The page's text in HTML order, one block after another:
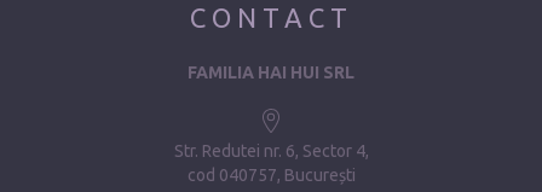
CONTACT
FAMILIA HAI HUI SRL
Str. Redutei nr. 6, Sector 4
cod 040757, București